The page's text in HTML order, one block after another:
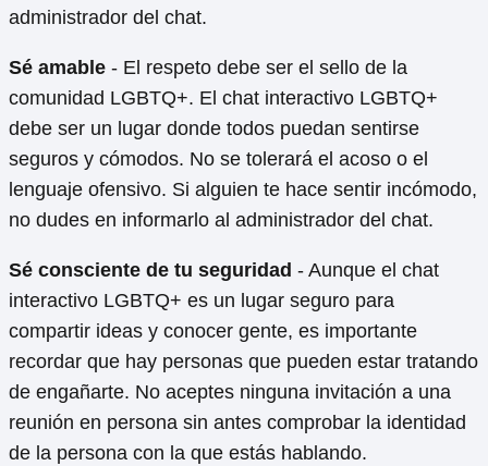
administrador del chat.
Sé amable - El respeto debe ser el sello de la
comunidad LGBTQ+. El chat interactivo LGBTQ+
debe ser un lugar donde todos puedan sentirse
seguros y cómodos. No se tolerará el acoso o el
lenguaje ofensivo. Si alguien te hace sentir incómodo,
no dudes en informarlo al administrador del chat.
Sé consciente de tu seguridad - Aunque el chat
interactivo LGBTQ+ es un lugar seguro para
compartir ideas y conocer gente, es importante
recordar que hay personas que pueden estar tratando
de engañarte. No aceptes ninguna invitación a una
reunión en persona sin antes comprobar la identidad
de la persona con la que estás hablando.